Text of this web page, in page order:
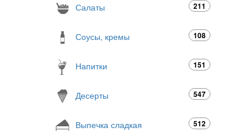
Салаты 211
Соусы, кремы 108
Напитки 151
Десерты 547
Выпечка сладкая 512